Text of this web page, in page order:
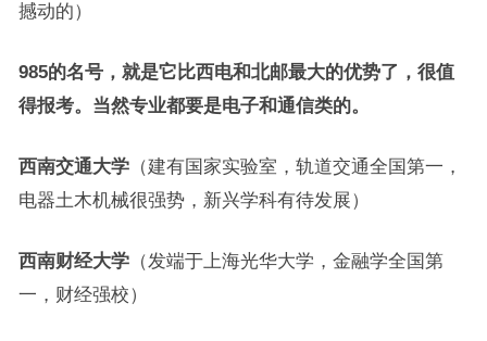
撼动的）
985的名号，就是它比西电和北邮最大的优势了，很值
得报考。当然专业都要是电子和通信类的。
西南交通大学（建有国家实验室，轨道交通全国第一，
电器土木机械很强势，新兴学科有待发展）
西南财经大学（发端于上海光华大学，金融学全国第
一，财经强校）